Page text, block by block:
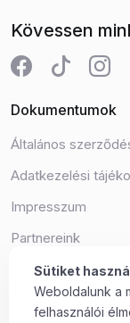
Kövessen
Dokumentumok
Általános
Adatkezelési
Impresszum
Partnereink
Süti beállítások
Sütiket
Weboldalunk a
felhasználói